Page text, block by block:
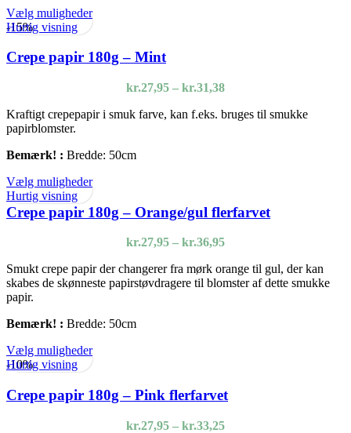
Vælg mulighederDette
flere
varianter.
Mulighederne
vælges
Hurtig visning
-15%
Crepe papir 180g – Mint
kr.27,95 – kr.31,38Prisinterval:
til
Kraftigt crepepapir i smuk farve, kan f.eks. bruges til smukke
papirblomster.
Bemærk! : Bredde: 50cm
Vælg mulighederDette
har
flere
varianter.
Mulighederne
kan
vælges
Hurtig visning
Crepe papir 180g – Orange/gul flerfarvet
kr.27,95 – kr.36,95Prisinterval:
til
kr.36,95
Smukt crepe papir der changerer fra mørk orange til gul, der kan
skabes de skønneste papirstøvdragere til blomster af dette smukke
papir.
Bemærk! : Bredde: 50cm
Vælg mulighederDette
flere
varianter.
Mulighederne
Hurtig visning
-10%
Crepe papir 180g – Pink flerfarvet
kr.27,95 – kr.33,25Prisinterval: